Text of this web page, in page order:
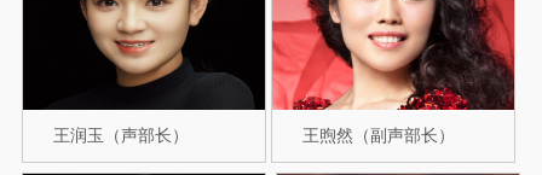
王润玉（声部长） 王煦然（副声部长）